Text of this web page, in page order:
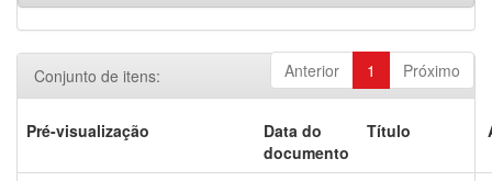
Anterior 1 Próximo
Conjunto de itens:
Pré-visualização
Data do
documento
Título